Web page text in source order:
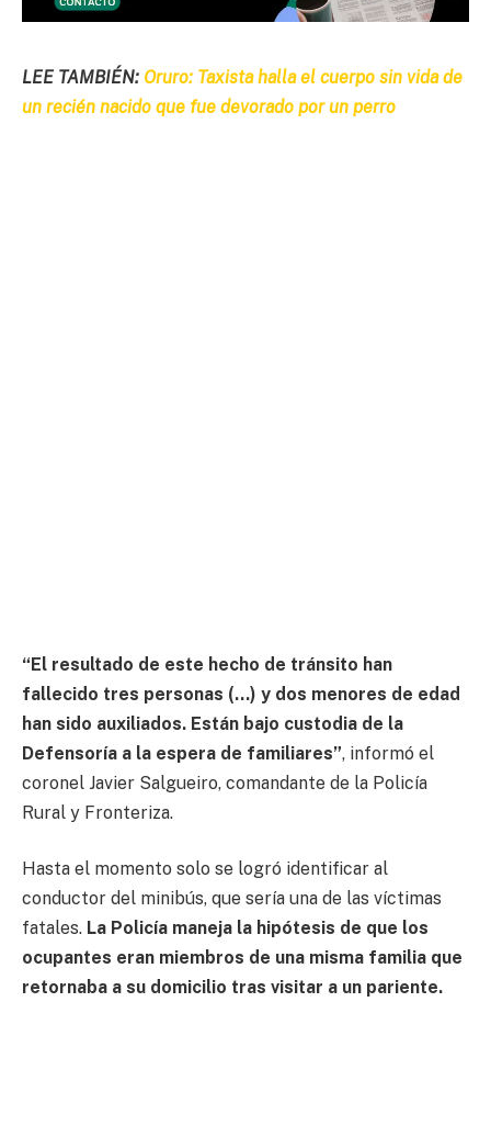
LEE TAMBIÉN: Oruro: Taxista halla el cuerpo sin vida de
un recién nacido que fue devorado por un perro
“El resultado de este hecho de tránsito han
fallecido tres personas (…) y dos menores de edad
han sido auxiliados. Están bajo custodia de la
Defensoría a la espera de familiares”, informó el
coronel Javier Salgueiro, comandante de la Policía
Rural y Fronteriza.
Hasta el momento solo se logró identificar al
conductor del minibús, que sería una de las víctimas
fatales. La Policía maneja la hipótesis de que los
ocupantes eran miembros de una misma familia que
retornaba a su domicilio tras visitar a un pariente.